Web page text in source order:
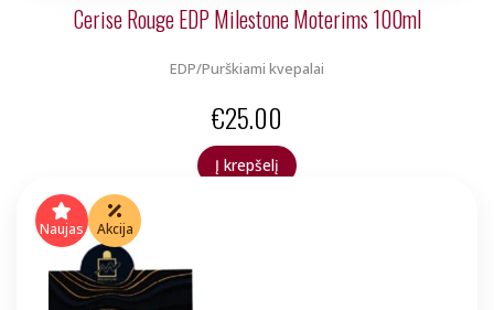
Cerise Rouge EDP Milestone Moterims 100ml
EDP/Purškiami kvepalai
€25.00
Į krepšelį
Naujas Akcija